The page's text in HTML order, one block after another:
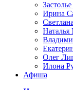
Ирина
Олег
Илона
Афиша